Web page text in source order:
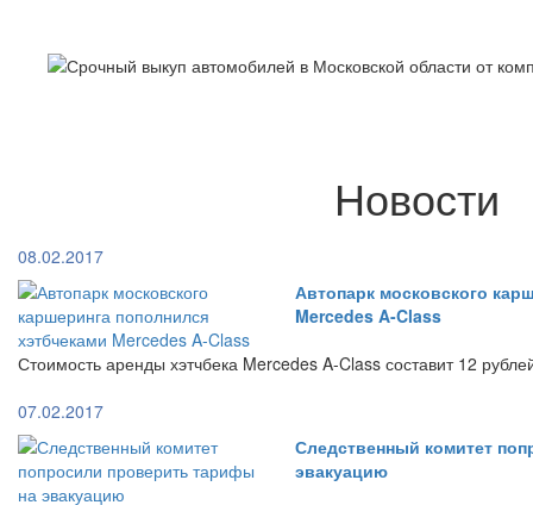
Новости
08.02.2017
Автопарк московского
Mercedes A-Class
Стоимость аренды хэтчбека Mercedes A-Class составит 12
07.02.2017
Следственный комитет
эвакуацию